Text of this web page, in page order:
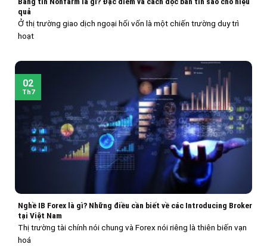
quả
Ở thị trường giao dịch ngoại hối vốn là một chiến trường duy trì
hoạt
Nghề IB Forex là gì? Những điều cần biết về các Introducing Broker
tại Việt Nam
Thị trường tài chính nói chung và Forex nói riêng là thiên biến vạn
hoá
02
Th7